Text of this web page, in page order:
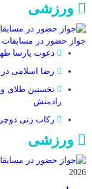
ورزشی
جواز حضور در مسابقات
دعوت پارسا
رضا اسلامی
نخستین طلای
رادمنش
رکاب زنی
ورزشی
2026